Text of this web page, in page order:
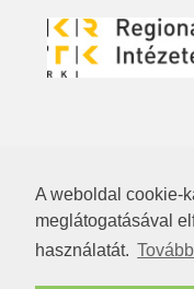
A weboldal cookie-
meglátogatásával
használatát.